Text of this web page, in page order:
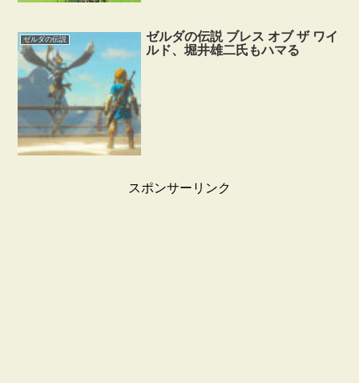
ゼルダの伝説
ゼルダの伝説 ブレス オブ ザ ワイ
ルド、堀井雄二氏もハマる
スポンサーリンク